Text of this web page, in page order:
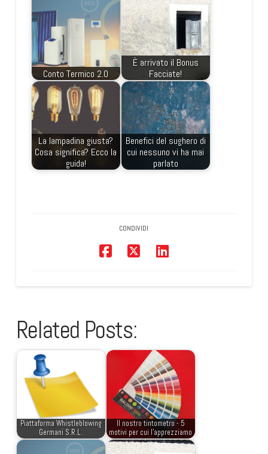
Conto Termico 2.0
È arrivato il Bonus
Facciate!
La lampadina giusta?
Cosa significa? Ecco la
guida!
Benefici del sughero di
cui nessuno vi ha mai
parlato
CONDIVIDI
Related Posts:
Piattaforma Whistleblowing
Germani S.R.L.
Il nostro tintometro - 5
motivi per cui l'apprezziamo